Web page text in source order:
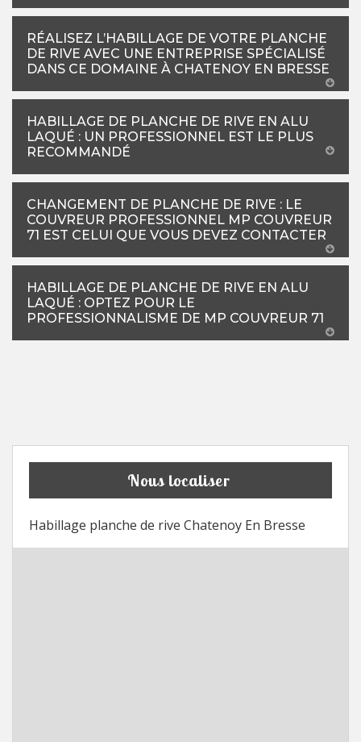
RÉALISEZ L’HABILLAGE DE VOTRE PLANCHE
DE RIVE AVEC UNE ENTREPRISE SPÉCIALISÉ
DANS CE DOMAINE À CHATENOY EN BRESSE
HABILLAGE DE PLANCHE DE RIVE EN ALU
LAQUÉ : UN PROFESSIONNEL EST LE PLUS
RECOMMANDÉ
CHANGEMENT DE PLANCHE DE RIVE : LE
COUVREUR PROFESSIONNEL MP COUVREUR
71 EST CELUI QUE VOUS DEVEZ CONTACTER
HABILLAGE DE PLANCHE DE RIVE EN ALU
LAQUÉ : OPTEZ POUR LE
PROFESSIONNALISME DE MP COUVREUR 71
Nous localiser
Habillage planche de rive Chatenoy En Bresse